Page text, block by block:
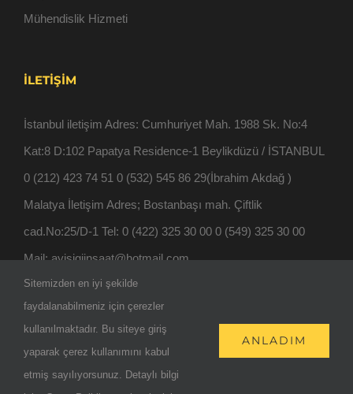
Mühendislik Hizmeti
İLETIŞIM
İstanbul iletişim Adres: Cumhuriyet Mah. 1988 Sk. No:4
Kat:8 D:102 Papatya Residence-1 Beylikdüzü / İSTANBUL
0 (212) 423 74 51 0 (532) 545 86 29(İbrahim Akdağ )
Malatya İletişim Adres; Bostanbaşı mah. Çiftlik
cad.No:25/D-1 Tel: 0 (422) 325 30 00 0 (549) 325 30 00
Mail: ayisigiinsaat@hotmail.com
Tüm Hakları - 2019 | Ay Işığı İnşaat aittir.
FacebookYouTube
Sitemizden en iyi şekilde
faydalanabilmeniz için çerezler
kullanılmaktadır. Bu siteye giriş
yaparak çerez kullanımını kabul
etmiş sayılıyorsunuz. Detaylı bilgi
ANLADIM